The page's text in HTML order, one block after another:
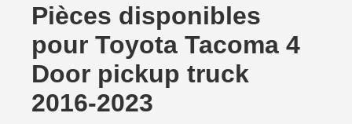
Pièces disponibles
pour Toyota Tacoma 4
Door pickup truck
2016-2023